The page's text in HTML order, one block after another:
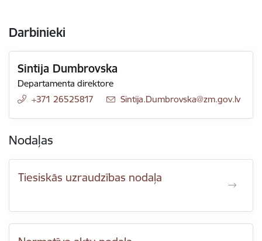
Darbinieki
Sintija Dumbrovska
Departamenta direktore
+371 26525817
E-pasts:
Sintija.Dumbrovska@zm.gov.lv
Nodaļas
Tiesiskās uzraudzības nodaļa